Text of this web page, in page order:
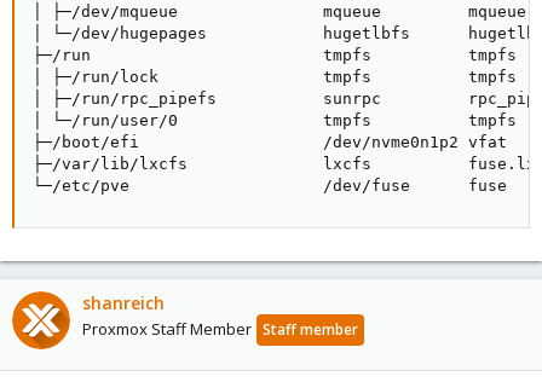
│ ├─/dev/mqueue               mqueue         mqueue
│ └─/dev/hugepages            hugetlbfs
├─/run                        tmpfs          tmpfs
│ ├─/run/lock                 tmpfs          tmpfs
│ ├─/run/rpc_pipefs           sunrpc
│ └─/run/user/0               tmpfs          tmpfs
├─/boot/efi                   /dev/nvme0n1p2 vfat
├─/var/lib/lxcfs              lxcfs          fuse.lxcfs
└─/etc/pve                    /dev/fuse      fuse
shanreich
Proxmox Staff Member Staff member